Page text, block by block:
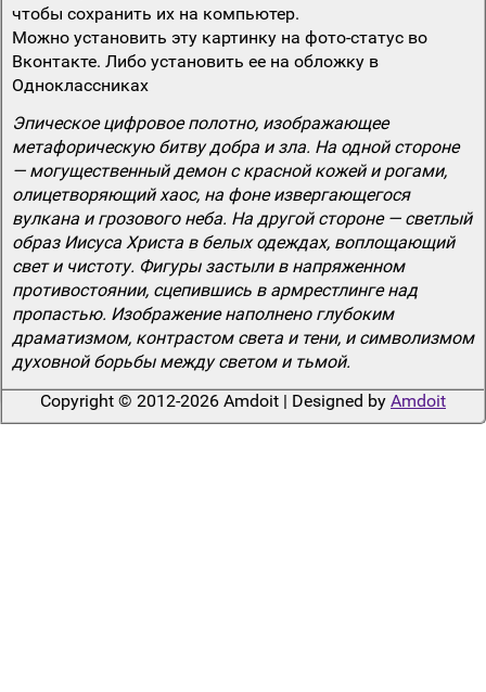
чтобы сохранить их на компьютер.
Можно установить эту картинку на фото-статус во
Вконтакте. Либо установить ее на обложку в
Одноклассниках
Эпическое цифровое полотно, изображающее
метафорическую битву добра и зла. На одной стороне
— могущественный демон с красной кожей и рогами,
олицетворяющий хаос, на фоне извергающегося
вулкана и грозового неба. На другой стороне — светлый
образ Иисуса Христа в белых одеждах, воплощающий
свет и чистоту. Фигуры застыли в напряженном
противостоянии, сцепившись в армрестлинге над
пропастью. Изображение наполнено глубоким
драматизмом, контрастом света и тени, и символизмом
духовной борьбы между светом и тьмой.
Copyright © 2012-2026 Amdoit | Designed by Amdoit